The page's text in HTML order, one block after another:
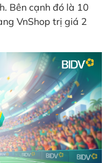
Bên cạnh đó là 10
VnShop trị giá 2